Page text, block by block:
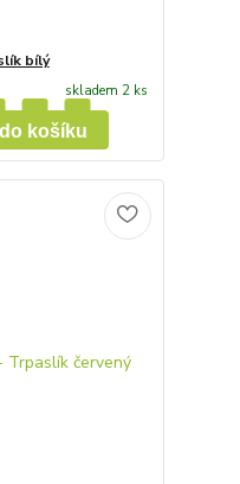
bílý
skladem 2 ks
košíku